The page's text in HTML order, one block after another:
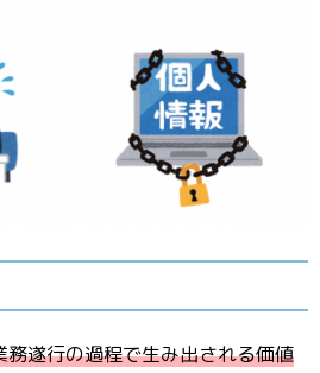
遂行の過程で生み出される価値